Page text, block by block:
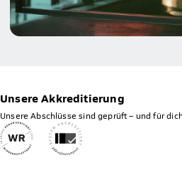
Unsere Akkreditierung
Unsere Abschlüsse sind geprüft – und für